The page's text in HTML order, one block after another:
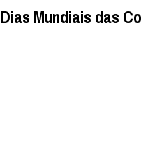
Dias Mundiais das